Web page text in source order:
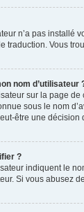
n’a pas installé
Vous
nom d’utilisateur
sur la page
sous le nom
être une
?
indiquent le
Si vous abusez